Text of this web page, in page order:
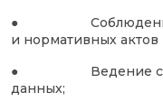
● Соблюдение
и нормативных
● Ведение
данных;